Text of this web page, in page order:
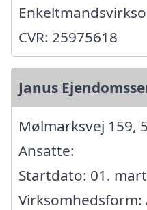
CVR: 25975618
Janus
Mølmarksvej 159,
Ansatte:
Startdato: 01.
Virksomhedsform: